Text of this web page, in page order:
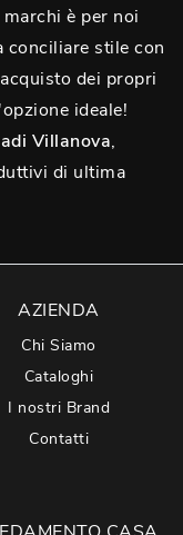
è per noi
conciliare stile con
dei propri
ideale!
Villanova,
di ultima
AZIENDA
Chi Siamo
Cataloghi
I nostri Brand
Contatti